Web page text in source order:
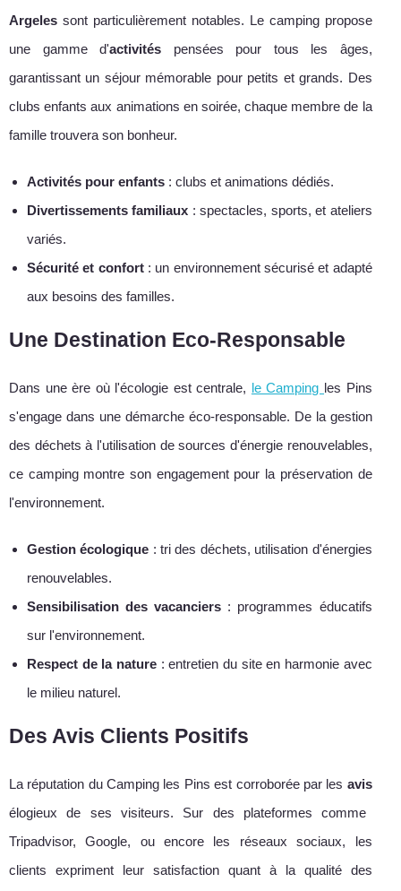
Argeles sont particulièrement notables. Le camping propose
une gamme d'activités pensées pour tous les âges,
garantissant un séjour mémorable pour petits et grands. Des
clubs enfants aux animations en soirée, chaque membre de la
famille trouvera son bonheur.
Activités pour enfants : clubs et animations dédiés.
Divertissements familiaux : spectacles, sports, et ateliers
variés.
Sécurité et confort: un environnement sécurisé et adapté
aux besoins des familles.
Une Destination Eco-Responsable
Dans une ère où l'écologie est centrale, le Camping les Pins
s'engage dans une démarche éco-responsable. De la gestion
des déchets à l'utilisation de sources d'énergie renouvelables,
ce camping montre son engagement pour la préservation de
l'environnement.
Gestion écologique : tri des déchets, utilisation d'énergies
renouvelables.
Sensibilisation des vacanciers : programmes éducatifs
sur l'environnement.
Respect de la nature: entretien du site en harmonie avec
le milieu naturel.
Des Avis Clients Positifs
La réputation du Camping les Pins est corroborée par les avis
élogieux de ses visiteurs. Sur des plateformes comme
Tripadvisor, Google, ou encore les réseaux sociaux, les
clients expriment leur satisfaction quant à la qualité des